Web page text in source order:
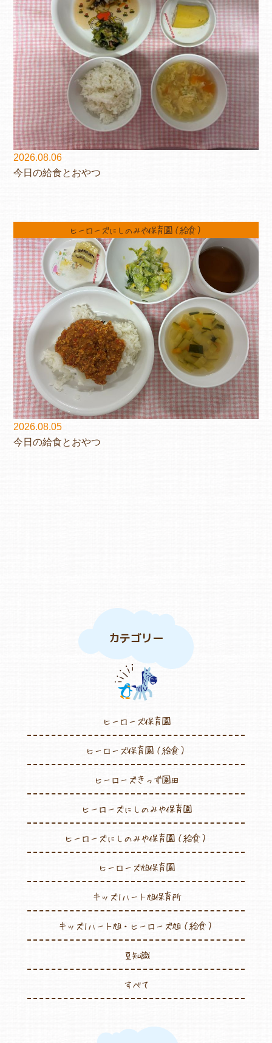
2026.08.06
今日の給食とおやつ
ヒーローズにしのみや保育園（給食）
2026.08.05
今日の給食とおやつ
カテゴリー
ヒーローズ保育園
ヒーローズ保育園（給食）
ヒーローズきっず園田
ヒーローズにしのみや保育園
ヒーローズにしのみや保育園（給食）
ヒーローズ旭保育園
キッズ1ハート旭保育所
キッズ1ハート旭・ヒーローズ旭（給食）
豆知識
すべて